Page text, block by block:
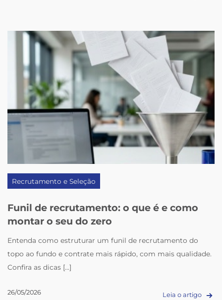
Recrutamento e Seleção
Funil de recrutamento: o que é e como
montar o seu do zero
Entenda como estruturar um funil de recrutamento do
topo ao fundo e contrate mais rápido, com mais qualidade.
Confira as dicas [...]
26/05/2026 Leia o artigo